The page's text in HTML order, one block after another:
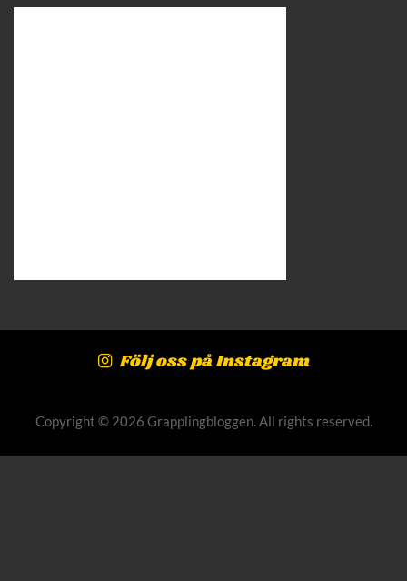
Följ oss på Instagram
Copyright © 2026 Grapplingbloggen. All rights reserved.